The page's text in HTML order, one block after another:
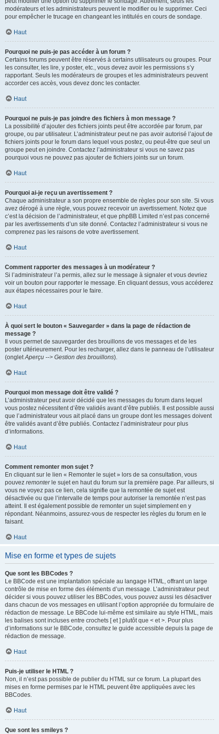
modérateurs et les administrateurs peuvent le modifier ou le supprimer. Ceci
pour empêcher le trucage en changeant les intitulés en cours de sondage.
Haut
Pourquoi ne puis-je pas accéder à un forum ?
Certains forums peuvent être réservés à certains utilisateurs ou groupes. Pour
les consulter, les lire, y poster, etc., vous devez avoir les permissions s’y
rapportant. Seuls les modérateurs de groupes et les administrateurs peuvent
accorder ces accès, vous devez donc les contacter.
Haut
Pourquoi ne puis-je pas joindre des fichiers à mon message ?
La possibilité d’ajouter des fichiers joints peut être accordée par forum, par
groupe, ou par utilisateur. L’administrateur peut ne pas avoir autorisé l’ajout de
fichiers joints pour le forum dans lequel vous postez, ou peut-être que seul un
groupe peut en joindre. Contactez l’administrateur si vous ne savez pas
pourquoi vous ne pouvez pas ajouter de fichiers joints sur un forum.
Haut
Pourquoi ai-je reçu un avertissement ?
Chaque administrateur a son propre ensemble de règles pour son site. Si vous
avez dérogé à une règle, vous pouvez recevoir un avertissement. Notez que
c’est la décision de l’administrateur, et que phpBB Limited n’est pas concerné
par les avertissements d’un site donné. Contactez l’administrateur si vous ne
comprenez pas les raisons de votre avertissement.
Haut
Comment rapporter des messages à un modérateur ?
Si l’administrateur l’a permis, allez sur le message à signaler et vous devriez
voir un bouton pour rapporter le message. En cliquant dessus, vous accéderez
aux étapes nécessaires pour le faire.
Haut
À quoi sert le bouton « Sauvegarder » dans la page de rédaction de
message ?
Il vous permet de sauvegarder des brouillons de vos messages et de les
poster ultérieurement. Pour les recharger, allez dans le panneau de l’utilisateur
(ongletAperçu --> Gestion des brouillons).
Haut
Pourquoi mon message doit être validé ?
L’administrateur peut avoir décidé que les messages du forum dans lequel
vous postez nécessitent d’être validés avant d’être publiés. Il est possible aussi
que l’administrateur vous ait placé dans un groupe dont les messages doivent
être validés avant d’être publiés. Contactez l’administrateur pour plus
d’informations.
Haut
Comment remonter mon sujet ?
En cliquant sur le lien « Remonter le sujet » lors de sa consultation, vous
pouvez remonterle sujet en haut du forum sur la première page. Par ailleurs, si
vous ne voyez pas ce lien, cela signifie que la remontée de sujet est
désactivée ou que l’intervalle de temps pour autoriser la remontée n’est pas
atteint. Il est également possible de remonter un sujet simplement en y
répondant. Néanmoins, assurez-vous de respecter les règles du forum en le
faisant.
Haut
Mise en forme et types de sujets
Que sont les BBCodes ?
Le BBCode est une implantation spéciale au langage HTML, offrant un large
contrôle de mise en forme des éléments d’un message. L’administrateur peut
décider si vous pouvez utiliser les BBCodes, vous pouvez aussi les désactiver
dans chacun de vos messages en utilisant l’option appropriée du formulaire de
rédaction de message. Le BBCode lui-même est similaire au style HTML, mais
les balises sont incluses entre crochets [ et ] plutôt que < et >. Pour plus
d’informations sur le BBCode, consultez le guide accessible depuis la page de
rédaction de message.
Haut
Puis-je utiliser le HTML ?
Non, il n’est pas possible de publier du HTML sur ce forum. La plupart des
mises en forme permises par le HTML peuvent être appliquées avec les
BBCodes.
Haut
Que sont les smileys ?